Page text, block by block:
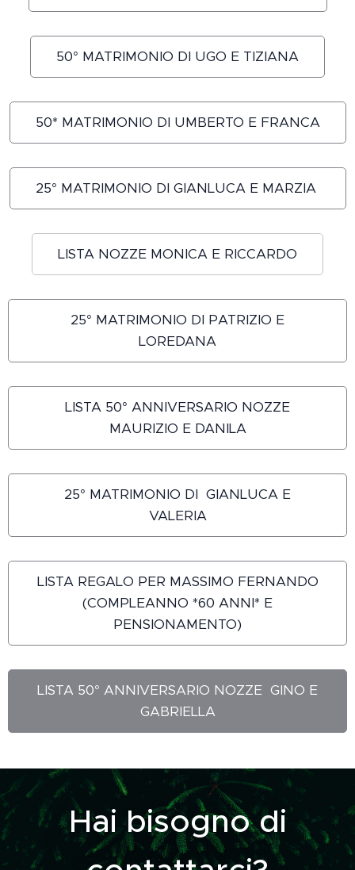
50° MATRIMONIO DI UGO E TIZIANA
50* MATRIMONIO DI UMBERTO E FRANCA
25° MATRIMONIO DI GIANLUCA E MARZIA
LISTA NOZZE MONICA E RICCARDO
25° MATRIMONIO DI PATRIZIO E
LOREDANA
LISTA 50° ANNIVERSARIO NOZZE
MAURIZIO E DANILA
25° MATRIMONIO DI GIANLUCA E
VALERIA
LISTA REGALO PER MASSIMO FERNANDO
(COMPLEANNO *60 ANNI* E
PENSIONAMENTO)
LISTA 50° ANNIVERSARIO NOZZE GINO E
GABRIELLA
Hai bisogno di